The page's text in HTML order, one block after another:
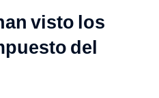
visto los
del